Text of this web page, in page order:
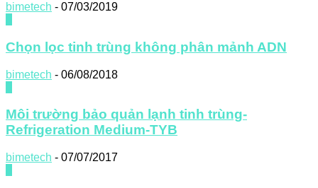
bimetech - 07/03/2019
Chọn lọc tinh trùng không phân mảnh ADN
bimetech - 06/08/2018
Môi trường bảo quản lạnh tinh trùng-
Refrigeration Medium-TYB
bimetech - 07/07/2017